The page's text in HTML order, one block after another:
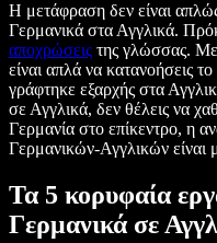
Η μετάφραση δεν είναι
Γερμανικά στα Αγγλικά.
αποχρώσεις της γλώσσας.
είναι απλά να κατανοήσεις
γράφτηκε εξαρχής στα
σε Αγγλικά, δεν θέλεις να
Γερμανία στο επίκεντρο, η
Γερμανικών-Αγγλικών είναι
Τα 5 κορυφαία
Γερμανικά σε